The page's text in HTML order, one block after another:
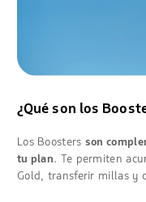
¿Qué son los
Los Boosters son
tu plan. Te permiten
Gold, transferir millas y